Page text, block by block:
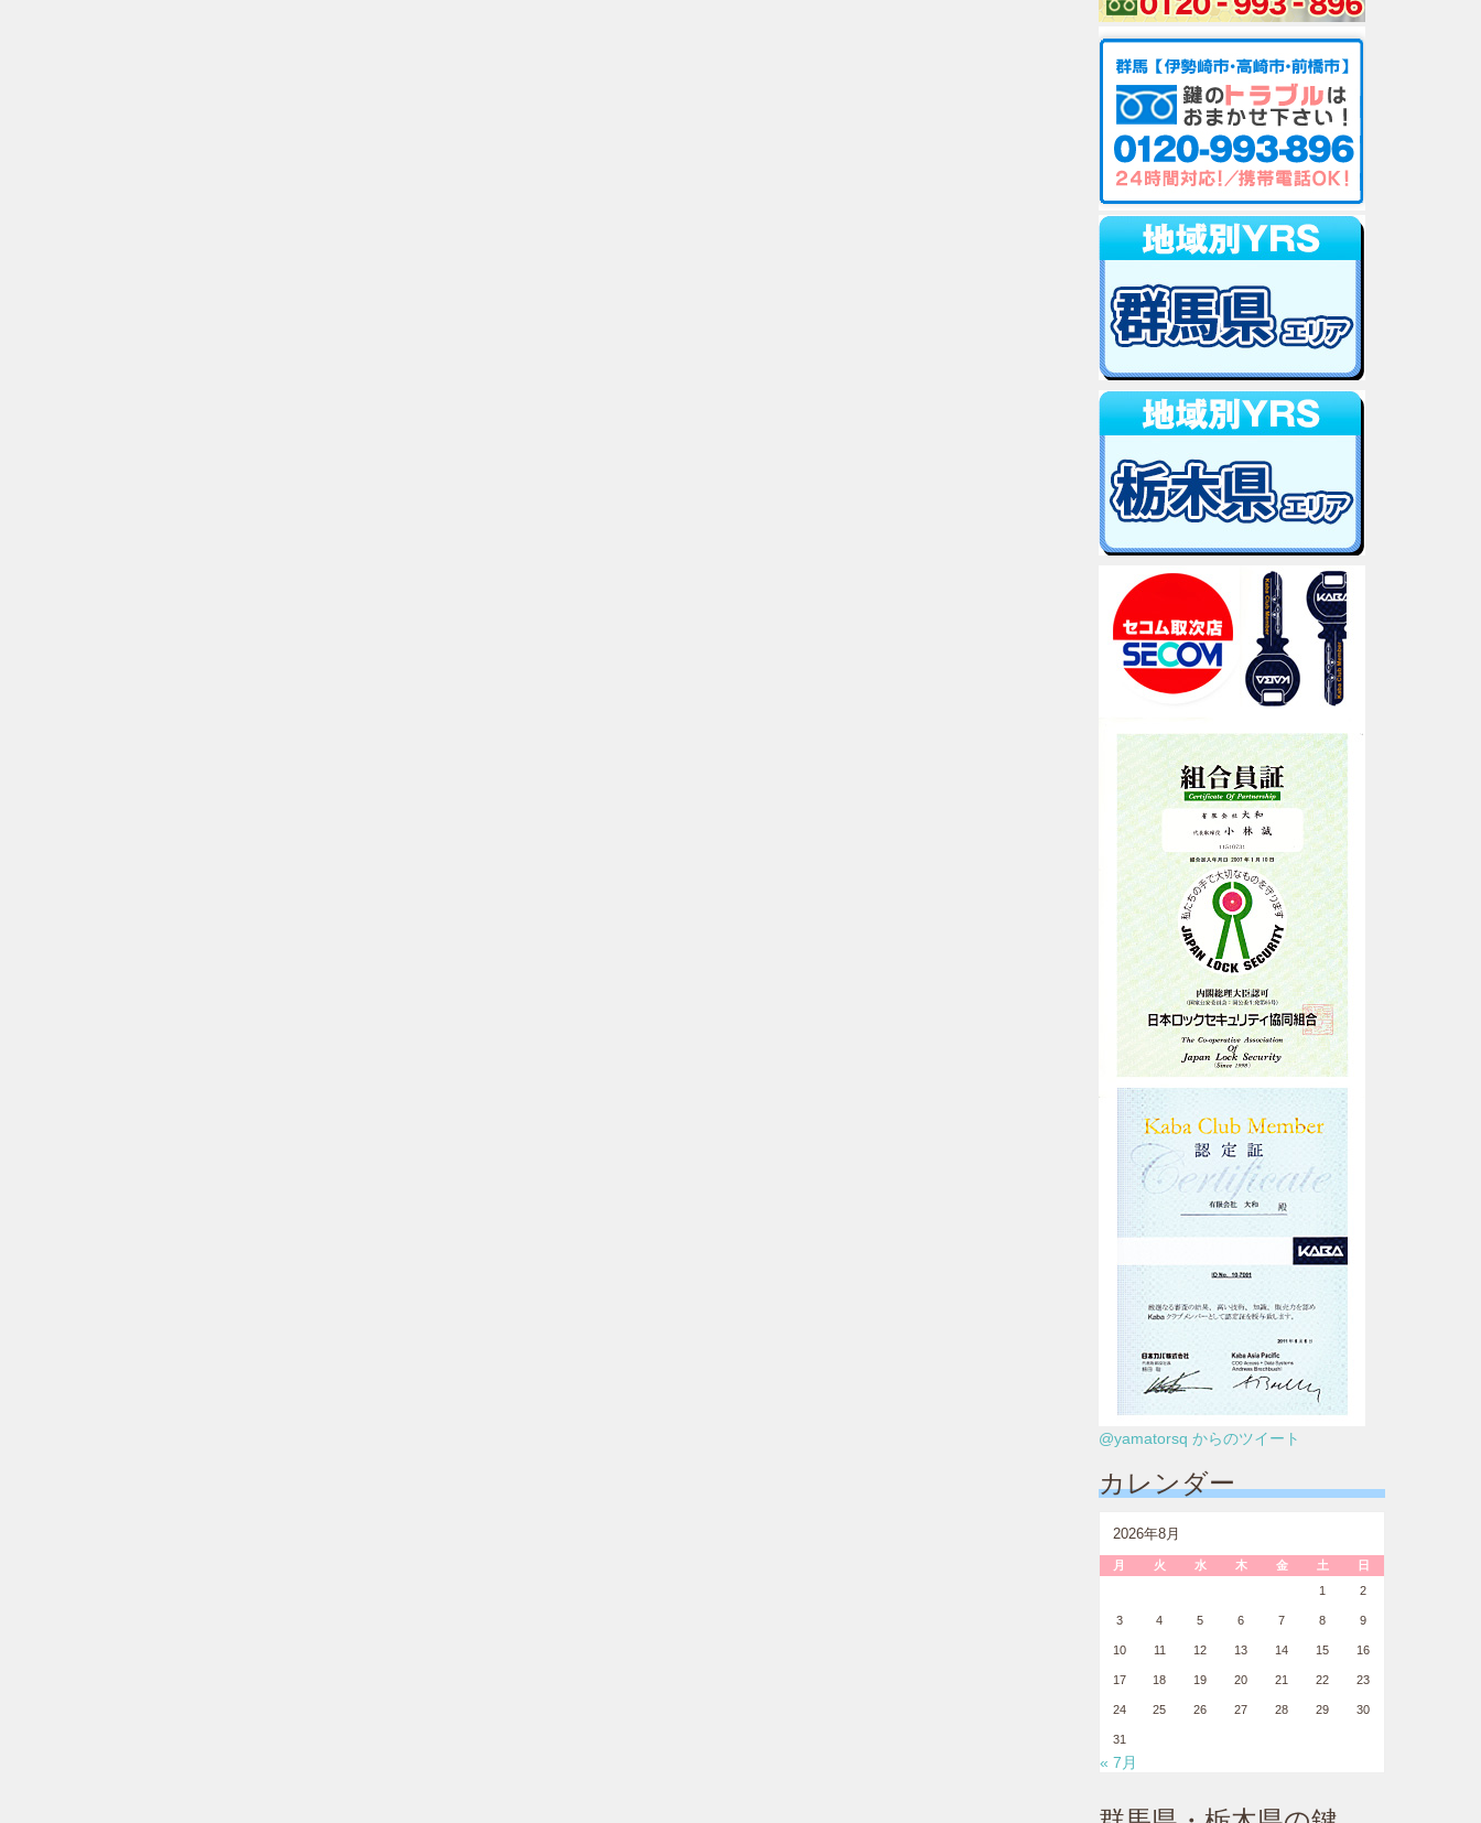
@yamatorsq からのツイート
カレンダー
2026年8月
月 火 水 木 金 土
日
1
2
3 4 5 6 7 8 9
10 11 12 13 14 15 16
17 18 19 20 21 22 23
24 25 26 27 28 29 30
31
« 7月